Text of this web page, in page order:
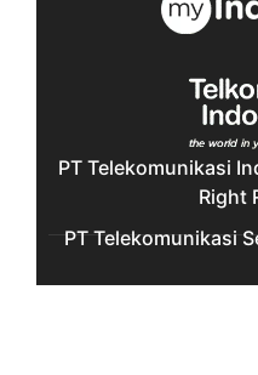
PT Telekomunikasi
Right
PT Telekomunikasi